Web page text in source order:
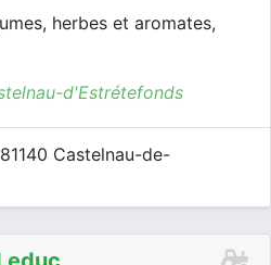
herbes et aromates,
d'Estrétefonds
Castelnau-de-